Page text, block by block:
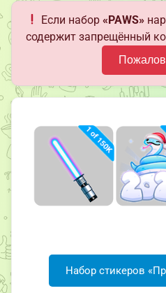
Если набор«PAWS»
содержит запрещённый
Набор стикеров